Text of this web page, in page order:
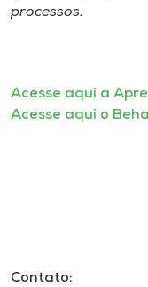
processos.
Acesse aqui a
Acesse aqui o
Contato: